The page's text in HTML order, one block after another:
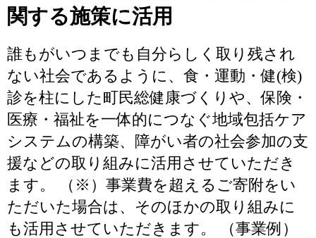
関する施策に活用
誰もがいつまでも自分らしく取り残され
ない社会であるように、食・運動・健(検)
診を柱にした町民総健康づくりや、保険・
医療・福祉を一体的につなぐ地域包括ケア
システムの構築、障がい者の社会参加の支
援などの取り組みに活用させていただき
ます。 （※）事業費を超えるご寄附をい
ただいた場合は、そのほかの取り組みに
も活用させていただきます。 （事業例）